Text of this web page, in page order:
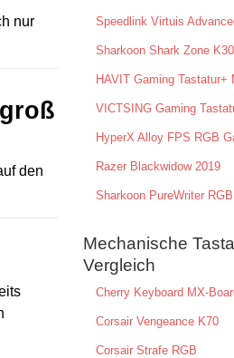
nur
den
Speedlink Virtuis
Sharkoon Shark Zone K30
HAVIT Gaming Tastatur+
VICTSING Gaming
HyperX Alloy FPS RGB
Razer Blackwidow 2019
Sharkoon PureWriter RGB
Mechanische
Vergleich
Cherry Keyboard MX-
Corsair Vengeance K70
Corsair Strafe RGB